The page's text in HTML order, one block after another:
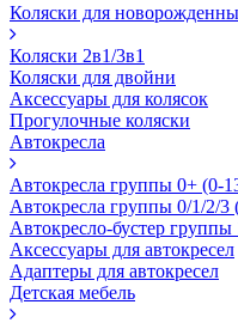
Коляски для
Коляски 2в1/3в1
Коляски для двойни
Аксессуары для колясок
Прогулочные коляски
Автокресла
Автокресла группы 0+ (0-
Автокресла группы 0/1/2/3
Автокресло-бустер
Аксессуары для автокресел
Адаптеры для автокресел
Детская мебель